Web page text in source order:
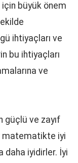
büyük önem
ihtiyaçları ve
bu ihtiyaçları
ve
güçlü ve zayıf
matematikte iyi
daha iyidirler. İyi